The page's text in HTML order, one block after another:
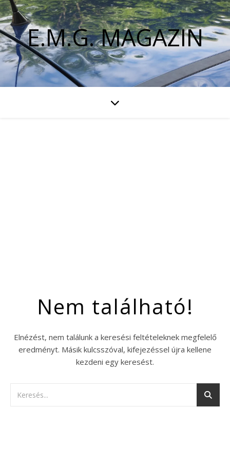
E.M.G. MAGAZIN
Nem található!
Elnézést, nem találunk a keresési feltételeknek megfelelő
eredményt. Másik kulcsszóval, kifejezéssel újra kellene
kezdeni egy keresést.